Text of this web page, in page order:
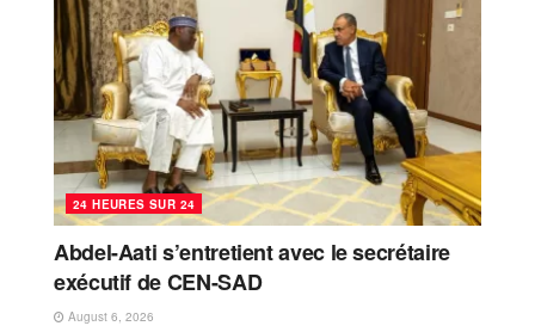
24 HEURES SUR 24
Abdel-Aati s’entretient avec le secrétaire
exécutif de CEN-SAD
August 6, 2026